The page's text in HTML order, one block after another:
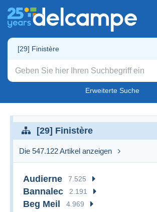
[29] Finistère
Erweiterte Suche
[29] Finistère
Die 547.122 Artikel anzeigen
Audierne 7.525
Bannalec 2.191
Beg Meil 4.969